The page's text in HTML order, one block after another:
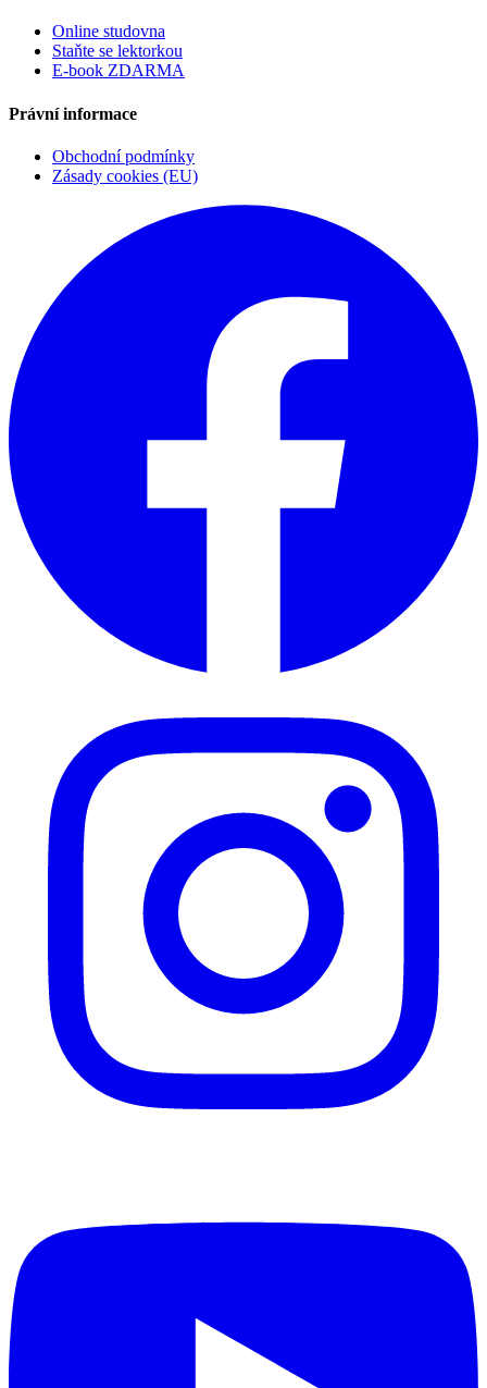
Online studovna
Staňte se lektorkou
E-book ZDARMA
Právní informace
Obchodní podmínky
Zásady cookies (EU)